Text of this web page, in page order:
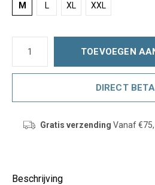
M L XL XXL
TOEVOEGEN
DIRECT
Gratis verzending Vanaf
Beschrijving